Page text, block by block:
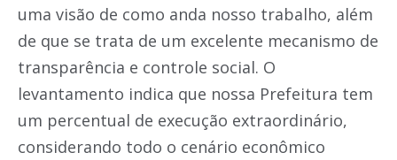
uma visão de como anda nosso trabalho, além
de que se trata de um excelente mecanismo de
transparência e controle social. O
levantamento indica que nossa Prefeitura tem
um percentual de execução extraordinário,
considerando todo o cenário econômico